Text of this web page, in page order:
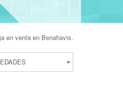
en venta en Benahavis.